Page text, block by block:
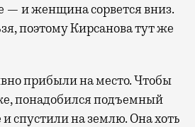
— и женщина сорвется вниз.
поэтому Кирсанова тут же
прибыли на место. Чтобы
понадобился подъемный
спустили на землю. Она хоть